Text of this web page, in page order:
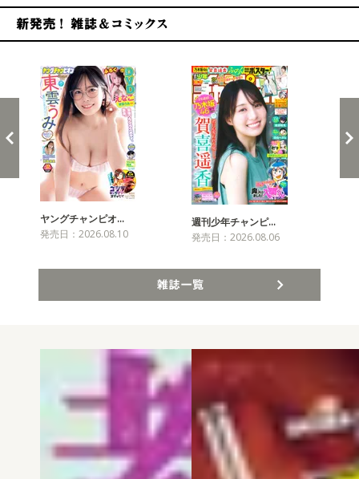
ヤングチャンピオ…
発売日：2026.08.10
週刊少年チャンピ…
発売日：2026.08.06